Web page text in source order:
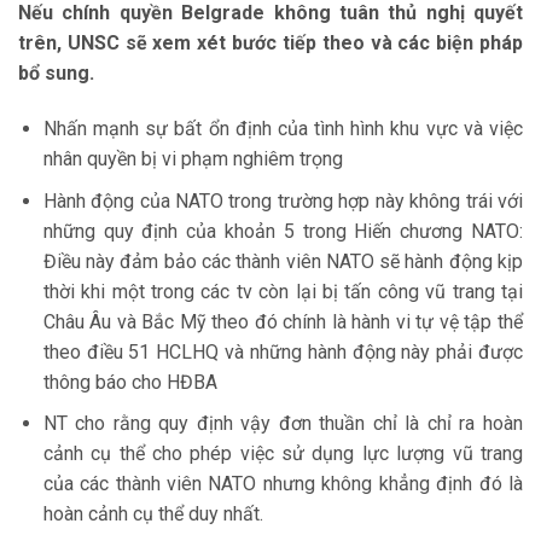
Nếu chính quyền Belgrade không tuân thủ nghị quyết
trên, UNSC sẽ xem xét bước tiếp theo và các biện pháp
bổ sung.
Nhấn mạnh sự bất ổn định của tình hình khu vực và việc
nhân quyền bị vi phạm nghiêm trọng
Hành động của NATO trong trường hợp này không trái với
những quy định của khoản 5 trong Hiến chương NATO:
Điều này đảm bảo các thành viên NATO sẽ hành động kịp
thời khi một trong các tv còn lại bị tấn công vũ trang tại
Châu Âu và Bắc Mỹ theo đó chính là hành vi tự vệ tập thể
theo điều 51 HCLHQ và những hành động này phải được
thông báo cho HĐBA
NT cho rằng quy định vậy đơn thuần chỉ là chỉ ra hoàn
cảnh cụ thể cho phép việc sử dụng lực lượng vũ trang
của các thành viên NATO nhưng không khẳng định đó là
hoàn cảnh cụ thể duy nhất.